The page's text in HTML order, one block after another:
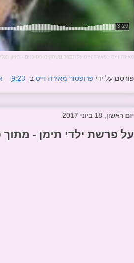
מאירה וייס · מאירה וייס על הספר משחקים מסוכנים - ראיון בגלי
פורסם על ידי פרופסור מאירה וייס ב- 9:23
יום ראשון, 18 ביוני 2017
על פרשת ילדי תימן - מתוך